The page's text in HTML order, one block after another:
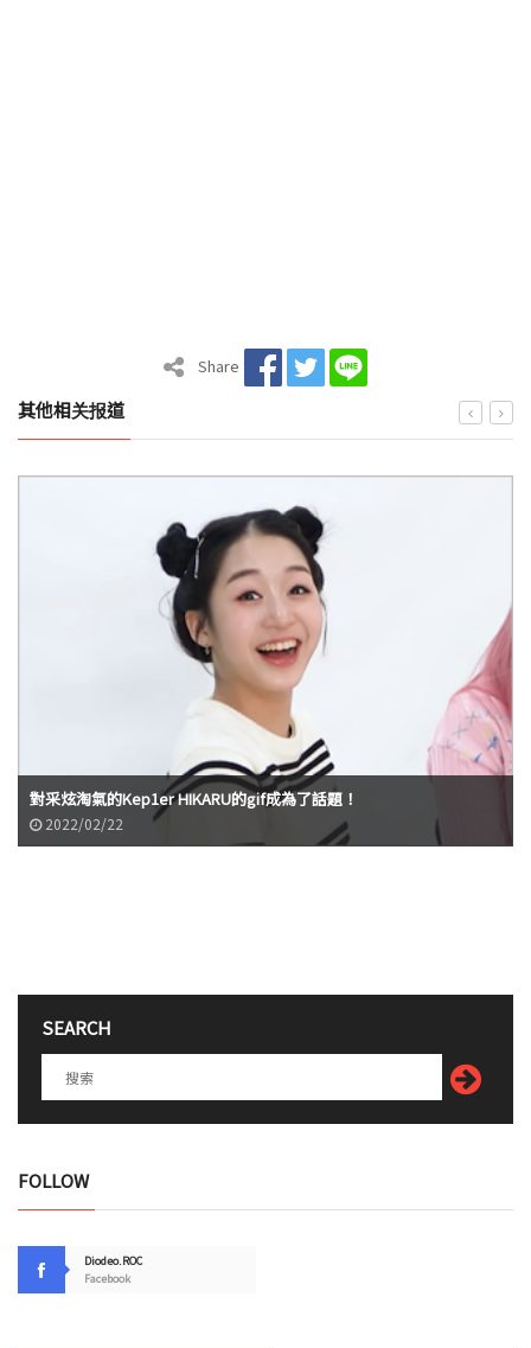
Share
其他相关报道
對采炫淘氣的Kep1er HIKARU的gif成為了話題！
2022/02/22
SEARCH
FOLLOW
Diodeo.ROC
Facebook